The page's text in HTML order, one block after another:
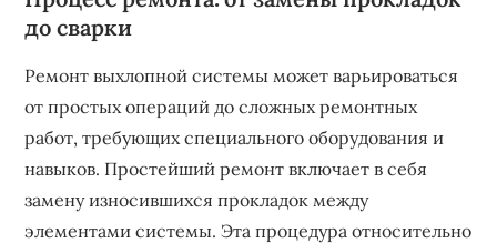
до сварки
Ремонт выхлопной системы может варьироваться
от простых операций до сложных ремонтных
работ, требующих специального оборудования и
навыков. Простейший ремонт включает в себя
замену износившихся прокладок между
элементами системы. Эта процедура относительно